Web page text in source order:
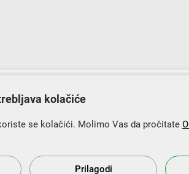
sklopu Operativnog programa
kolačiće
se kolačići. Molimo Vas da pročitate
Prilagodi